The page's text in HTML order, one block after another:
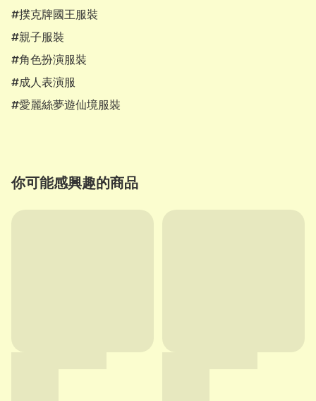
#撲克牌國王服裝
#親子服裝
#角色扮演服裝
#成人表演服
#愛麗絲夢遊仙境服裝
你可能感興趣的商品